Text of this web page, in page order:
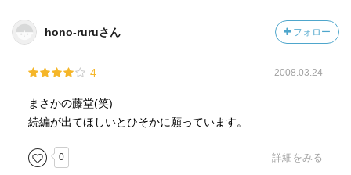
hono-ruruさん フォロー
4 2008.03.24
まさかの藤堂(笑)
続編が出てほしいとひそかに願っています。
0 詳細をみる